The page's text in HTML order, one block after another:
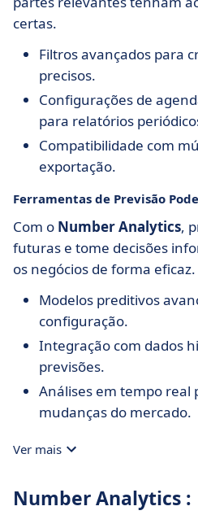
certas.
Filtros avançados para
precisos.
Configurações de
para relatórios
Compatibilidade com
exportação.
Ferramentas de Previsão
Com o Number Analytics,
futuras e tome decisões
os negócios de forma eficaz.
Modelos preditivos
configuração.
Integração com dados
previsões.
Análises em tempo real
mudanças do mercado.
Ver mais
Number Analytics :